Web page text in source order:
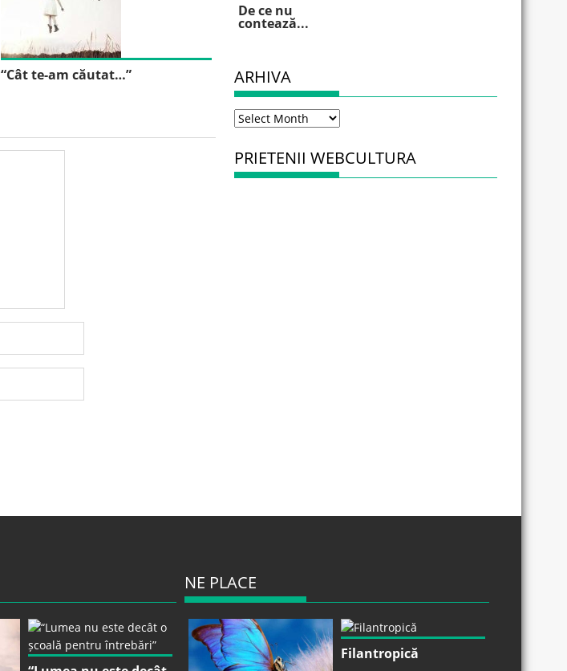
“Cât te-am căutat…”
De ce nu
contează...
ARHIVA
Arhiva
PRIETENII WEBCULTURA
NE PLACE
Filantropică